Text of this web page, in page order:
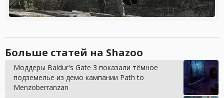
Больше статей на Shazoo
Моддеры Baldur's Gate 3 показали тёмное
подземелье из демо кампании Path to
Menzoberranzan